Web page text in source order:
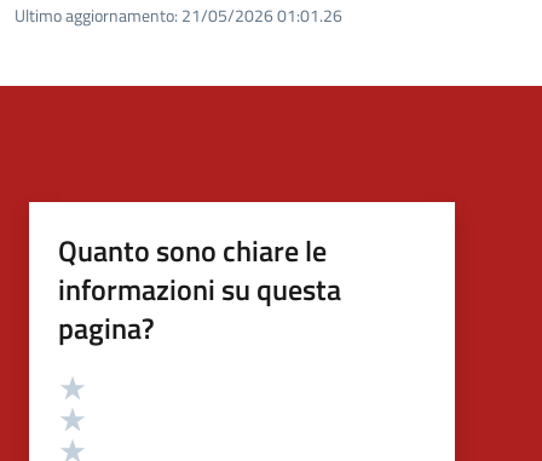
Ultimo aggiornamento: 21/05/2026 01:01.26
Quanto sono chiare le
informazioni su questa
pagina?
Valutazione